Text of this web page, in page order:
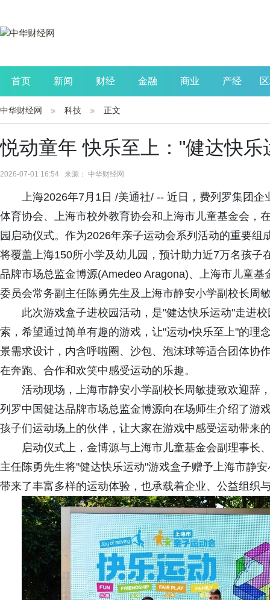
首页 新闻 财经 金融 商业 产经
公司 生活 读书
中华财经网 科技 正文
悦动童年 快乐至上："健达快
2026-07-01 16:54 来源： 中华财经网
上海2026年7月1日 /美通社/ -- 近日，费列罗集团
体育协会、上海市校外教育协会和上海市儿童基金会，
园启动仪式。作为2026年亲子运动会系列活动的重要
将覆盖上海150所小学及幼儿园，预计助力近7万名孩
品牌市场总监金博源(Amedeo Aragona)、上海市儿童
委员会常务副主任陈勇先生及上海市静安小学副校长周
此次游戏盒子进校园活动，是"健达快乐运动"走进
索，希望通过简单有趣的游戏，让"运动•快乐至上"的理
景需求设计，内含呼啦圈、沙包、泡沫球等适合团体协
在奔跑、合作和欢笑中感受运动的乐趣。
活动现场，上海市静安小学副校长周敏捷致欢迎辞
列罗中国健达品牌市场总监金博源向在场师生介绍了游
孩子们运动场上的伙伴，让大家在游戏中感受运动带来
启动仪式上，金博源与上海市儿童基金会副理事长
主任陈勇先生将"健达快乐运动"游戏盒子赠予上海市静
带来了丰富多样的运动体验，也承载着企业、公益组织